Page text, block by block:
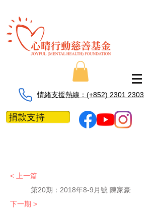
情緒支援熱線：​​(+852) 2301 2303
捐款支持
< 上一篇
第20期：2018年8-9月號 陳家豪
下一期 >